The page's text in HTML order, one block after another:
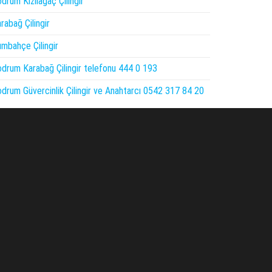
Çilingir
Çilingir
Karabağ Çilingir telefonu 444 0 193
Güvercinlik Çilingir ve Anahtarcı 0542 317 84 20